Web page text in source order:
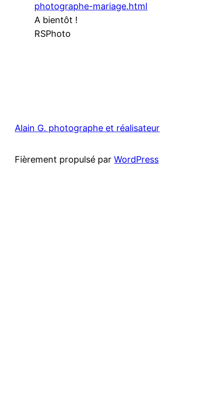
photographe-mariage.html
A bientôt !
RSPhoto
Alain G. photographe et réalisateur
Fièrement propulsé parWordPress